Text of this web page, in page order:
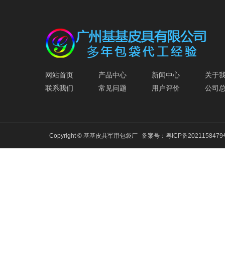
网站首页 产品中心 新闻中心
关于
联系我们
常见问题 用户评价 公司
Copyright © 基基皮具军用包袋厂 备案号： 粤ICP备2021158479